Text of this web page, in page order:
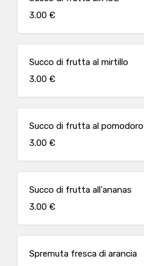
3.00 €
Succo di frutta al mirtillo
3.00 €
Succo di frutta al pomodoro
3.00 €
Succo di frutta all'ananas
3.00 €
Spremuta fresca di arancia